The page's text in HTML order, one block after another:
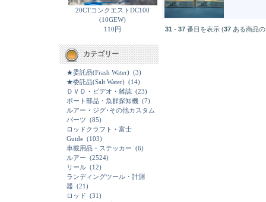
20CTコンクエストDC100
(10GEW)
110円
カテゴリー
★委託品(Frash Water) (3)
★委託品(Salt Water) (14)
ＤＶＤ・ビデオ・雑誌 (23)
ボート部品・魚群探知機 (7)
ルアー・ジグ･その他カスタム
パーツ (85)
ロッドクラフト・富士
Guide (103)
車載用品・ステッカー (6)
ルアー (2524)
リール (12)
ランディングツール・計測
器 (21)
ロッド (31)
31 - 37 番目を表示 (37 ある商品